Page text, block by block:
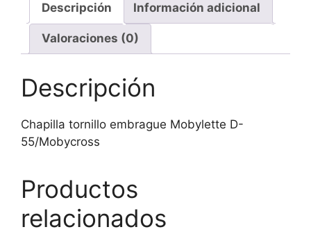
Descripción Información adicional
Valoraciones (0)
Descripción
Chapilla tornillo embrague Mobylette D-
55/Mobycross
Productos
relacionados